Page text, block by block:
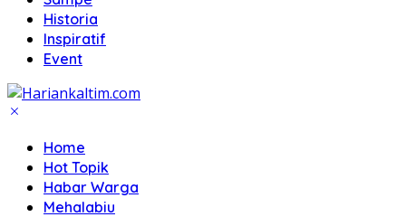
Historia
Inspiratif
Event
Home
Hot Topik
Habar Warga
Mehalabiu